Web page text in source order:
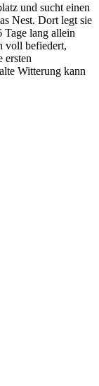
und sucht einen
Nest. Dort legt sie
Tage lang allein
voll befiedert,
ersten
Witterung kann